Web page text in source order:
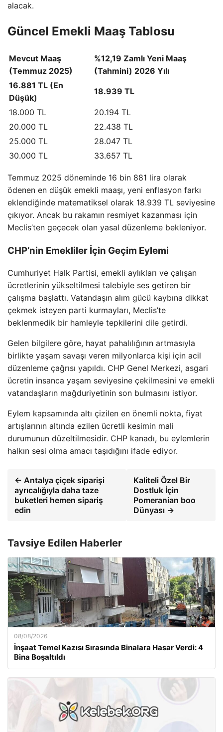
alacak.
Güncel Emekli Maaş Tablosu
Mevcut Maaş
(Temmuz 2025)
%12,19 Zamlı Yeni Maaş
(Tahmini) 2026 Yılı
16.881 TL (En
Düşük)
18.939 TL
18.000 TL
20.194 TL
20.000 TL
22.438 TL
25.000 TL
28.047 TL
30.000 TL
33.657 TL
Temmuz 2025 döneminde 16 bin 881 lira olarak
ödenen en düşük emekli maaşı, yeni enflasyon farkı
eklendiğinde matematiksel olarak 18.939 TL seviyesine
çıkıyor. Ancak bu rakamın resmiyet kazanması için
Meclis’ten geçecek olan yasal düzenleme bekleniyor.
CHP’nin Emekliler İçin Geçim Eylemi
Cumhuriyet Halk Partisi, emekli aylıkları ve çalışan
ücretlerinin yükseltilmesi talebiyle ses getiren bir
çalışma başlattı. Vatandaşın alım gücü kaybına dikkat
çekmek isteyen parti kurmayları, Meclis’te
beklenmedik bir hamleyle tepkilerini dile getirdi.
Gelen bilgilere göre, hayat pahalılığının artmasıyla
birlikte yaşam savaşı veren milyonlarca kişi için acil
düzenleme çağrısı yapıldı. CHP Genel Merkezi, asgari
ücretin insanca yaşam seviyesine çekilmesini ve emekli
vatandaşların mağduriyetinin son bulmasını istiyor.
Eylem kapsamında altı çizilen en önemli nokta, fiyat
artışlarının altında ezilen ücretli kesimin mali
durumunun düzeltilmesidir. CHP kanadı, bu eylemlerin
halkın sesi olma amacı taşıdığını ifade ediyor.
← Antalya çiçek siparişi
ayrıcalığıyla daha taze
buketleri hemen sipariş
edin
Kaliteli Özel Bir
Dostluk İçin
Pomeranian boo
Dünyası →
Tavsiye Edilen Haberler
08/08/2026
İnşaat Temel Kazısı Sırasında Binalara Hasar Verdi: 4
Bina Boşaltıldı